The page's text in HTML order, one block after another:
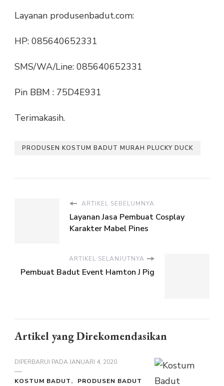
Layanan produsenbadut.com:
HP: 085640652331
SMS/WA/Line: 085640652331
Pin BBM : 75D4E931
Terimakasih.
PRODUSEN KOSTUM BADUT MURAH PLUCKY DUCK
ARTIKEL SEBELUMNYA
Layanan Jasa Pembuat Cosplay
Karakter Mabel Pines
ARTIKEL SELANJUTNYA
Pembuat Badut Event Hamton J Pig
Artikel yang Direkomendasikan
DIPERBARUI PADAJANUARI 4, 2020
KOSTUM BADUT PRODUSEN BADUT